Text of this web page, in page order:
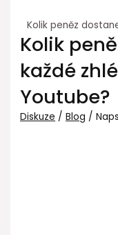
Kolik peněz
Kolik
každé
Youtube?
Diskuze /Blog /